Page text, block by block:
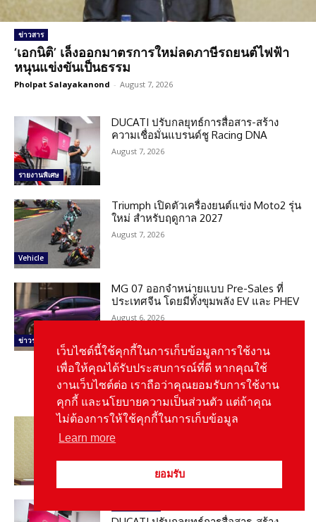
ข่าวสาร
‘เอกนิติ’ เล็งออกมาตรการใหม่ลดภาษีรถยนต์ไฟฟ้า
หนุนแข่งขันเป็นธรรม
Pholpat Salayakanond - August 7, 2026
รายงานพิเศษ
DUCATI ปรับกลยุทธ์การสื่อสาร-สร้าง
ความเชื่อมั่นแบรนด์ชู Racing DNA
August 7, 2026
Vehicle
Triumph เปิดตัวเครื่องยนต์แข่ง Moto2 รุ่น
ใหม่ สำหรับฤดูกาล 2027
August 7, 2026
ข่าวรถยนต์
MG 07 ออกจำหน่ายแบบ Pre-Sales ที่
ประเทศจีน โดยมีทั้งขุมพลัง EV และ PHEV
August 6, 2026
Related News
ข่าวสาร
‘เอกนิติ’ เล็งออกมาตรการใหม่ลดภาษี
เว็บไซต์นี้ใช้คุกกี้ในการเก็บข้อมูลการใช้งาน
เพื่อให้คุณได้รับประสบการณ์ที่ดี หากคุณใช้
งานเว็บไซต์ต่อ เราถือว่าคุณยอมรับการใช้งาน
คุกกี้ และนโยบายความเป็นส่วนตัว แต่ถ้าคุณ
ไม่ต้องการให้ใช้คุกกี้ในการเก็บข้อมูล
Learn more
ยอมรับ